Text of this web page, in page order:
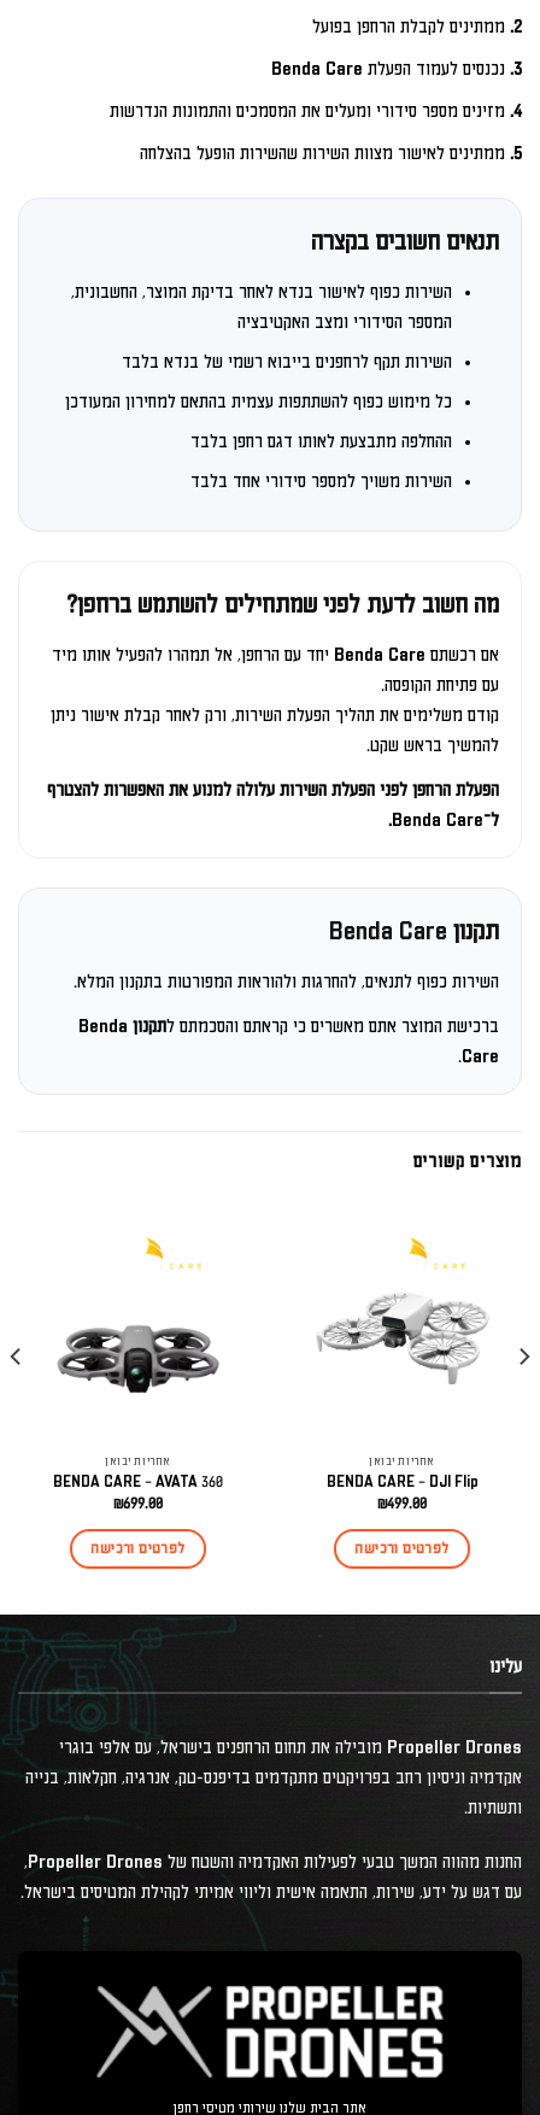
2. ממתינים לקבלת הרחפן בפועל
3. נכנסים לעמוד הפעלת Benda Care
4. מזינים מספר סידורי ומעלים את המסמכים והתמונות הנדרשות
5. ממתינים לאישור מצוות השירות שהשירות הופעל בהצלחה
תנאים חשובים בקצרה
השירות כפוף לאישור בנדא לאחר בדיקת המוצר, החשבונית,
המספר הסידורי ומצב האקטיבציה
השירות תקף לרחפנים בייבוא רשמי של בנדא בלבד
כל מימוש כפוף להשתתפות עצמית בהתאם למחירון המעודכן
ההחלפה מתבצעת לאותו דגם רחפן בלבד
השירות משויך למספר סידורי אחד בלבד
מה חשוב לדעת לפני שמתחילים להשתמש ברחפן?
אם רכשתם Benda Care יחד עם הרחפן, אל תמהרו להפעיל אותו מיד
עם פתיחת הקופסה.
קודם משלימים את תהליך הפעלת השירות, ורק לאחר קבלת אישור ניתן
להמשיך בראש שקט.
הפעלת הרחפן לפני הפעלת השירות עלולה למנוע את האפשרות להצטרף
ל־Benda Care.
תקנון Benda Care
השירות כפוף לתנאים, להחרגות ולהוראות המפורטות בתקנון המלא.
ברכישת המוצר אתם מאשרים כי קראתם והסכמתם ל
תקנון Benda
Care
.
מוצרים קשורים
אחריות יבואן
BENDA CARE – DJI Flip
₪499.00
לפרטים ורכישה
אחריות יבואן
BENDA CARE – AVATA 360
₪699.00
לפרטים ורכישה
עלינו
Propeller Drones מובילה את תחום הרחפנים בישראל, עם אלפי בוגרי
אקדמיה וניסיון רחב בפרויקטים מתקדמים בדיפנס-טק, אנרגיה, חקלאות, בנייה
ותשתיות.
החנות מהווה המשך טבעי לפעילות האקדמיה והשטח של Propeller Drones,
עם דגש על ידע, שירות, התאמה אישית וליווי אמיתי לקהילת המטיסים בישראל.
אתר הבית שלנו שירותי מטיסי רחפן